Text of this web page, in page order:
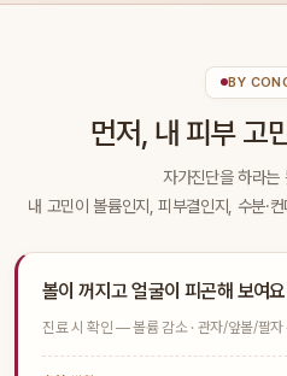
BY
먼저, 내 피부 고
자가진단을 하라는
내 고민이 볼륨인지, 피부결인지, 수분·
볼이 꺼지고 얼굴이 피곤해 보여요
진료 시 확인 — 볼륨 감소 · 관자/앞볼/팔자